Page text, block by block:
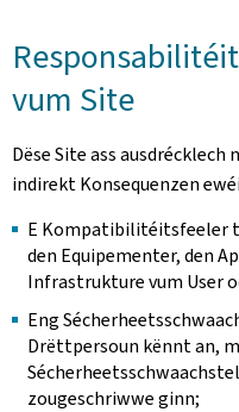
vum Site
Dëse Site ass
indirekt Konsequenzen
E Kompatibilitéitsfeeler
den Equipementer, den
Infrastrukture vum User
Eng
Drëttpersoun kënnt an,
zougeschriwwe ginn;